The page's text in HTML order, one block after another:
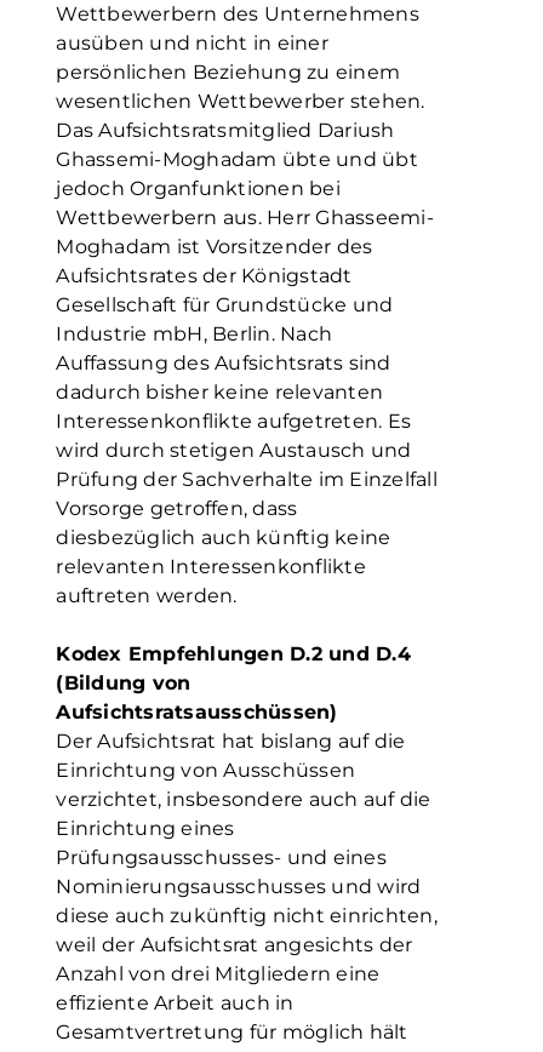
Wettbewerbern des Unternehmens
ausüben und nicht in einer
persönlichen Beziehung zu einem
wesentlichen Wettbewerber stehen.
Das Aufsichtsratsmitglied Dariush
Ghassemi-Moghadam übte und übt
jedoch Organfunktionen bei
Wettbewerbern aus. Herr Ghasseemi-
Moghadam ist Vorsitzender des
Aufsichtsrates der Königstadt
Gesellschaft für Grundstücke und
Industrie mbH, Berlin. Nach
Auffassung des Aufsichtsrats sind
dadurch bisher keine relevanten
Interessenkonflikte aufgetreten. Es
wird durch stetigen Austausch und
Prüfung der Sachverhalte im Einzelfall
Vorsorge getroffen, dass
diesbezüglich auch künftig keine
relevanten Interessenkonflikte
auftreten werden.
Kodex Empfehlungen D.2 und D.4
(Bildung von
Aufsichtsratsausschüssen)
Der Aufsichtsrat hat bislang auf die
Einrichtung von Ausschüssen
verzichtet, insbesondere auch auf die
Einrichtung eines
Prüfungsausschusses- und eines
Nominierungsausschusses und wird
diese auch zukünftig nicht einrichten,
weil der Aufsichtsrat angesichts der
Anzahl von drei Mitgliedern eine
effiziente Arbeit auch in
Gesamtvertretung für möglich hält